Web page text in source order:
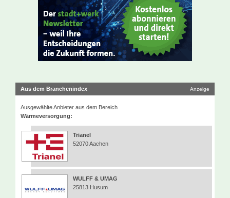
Aus dem Branchenindex Anzeige
Ausgewählte Anbieter aus dem Bereich
Wärmeversorgung:
Trianel
52070 Aachen
WULFF & UMAG
25813 Husum